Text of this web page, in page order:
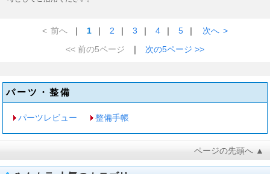
< 前へ ｜ 1 ｜ 2 ｜ 3 ｜ 4 ｜ 5 ｜ 次へ >
<< 前の5ページ
｜ 次の5ページ >>
パーツ・整備
パーツレビュー 整備手帳
ページの先頭へ ▲